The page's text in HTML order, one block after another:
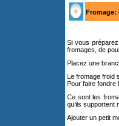
Fromage:
Si vous
fromages, de
Placez une
Le fromage froid
Pour faire fondre
Ce sont les
qu’ils supportent
Ajouter un petit